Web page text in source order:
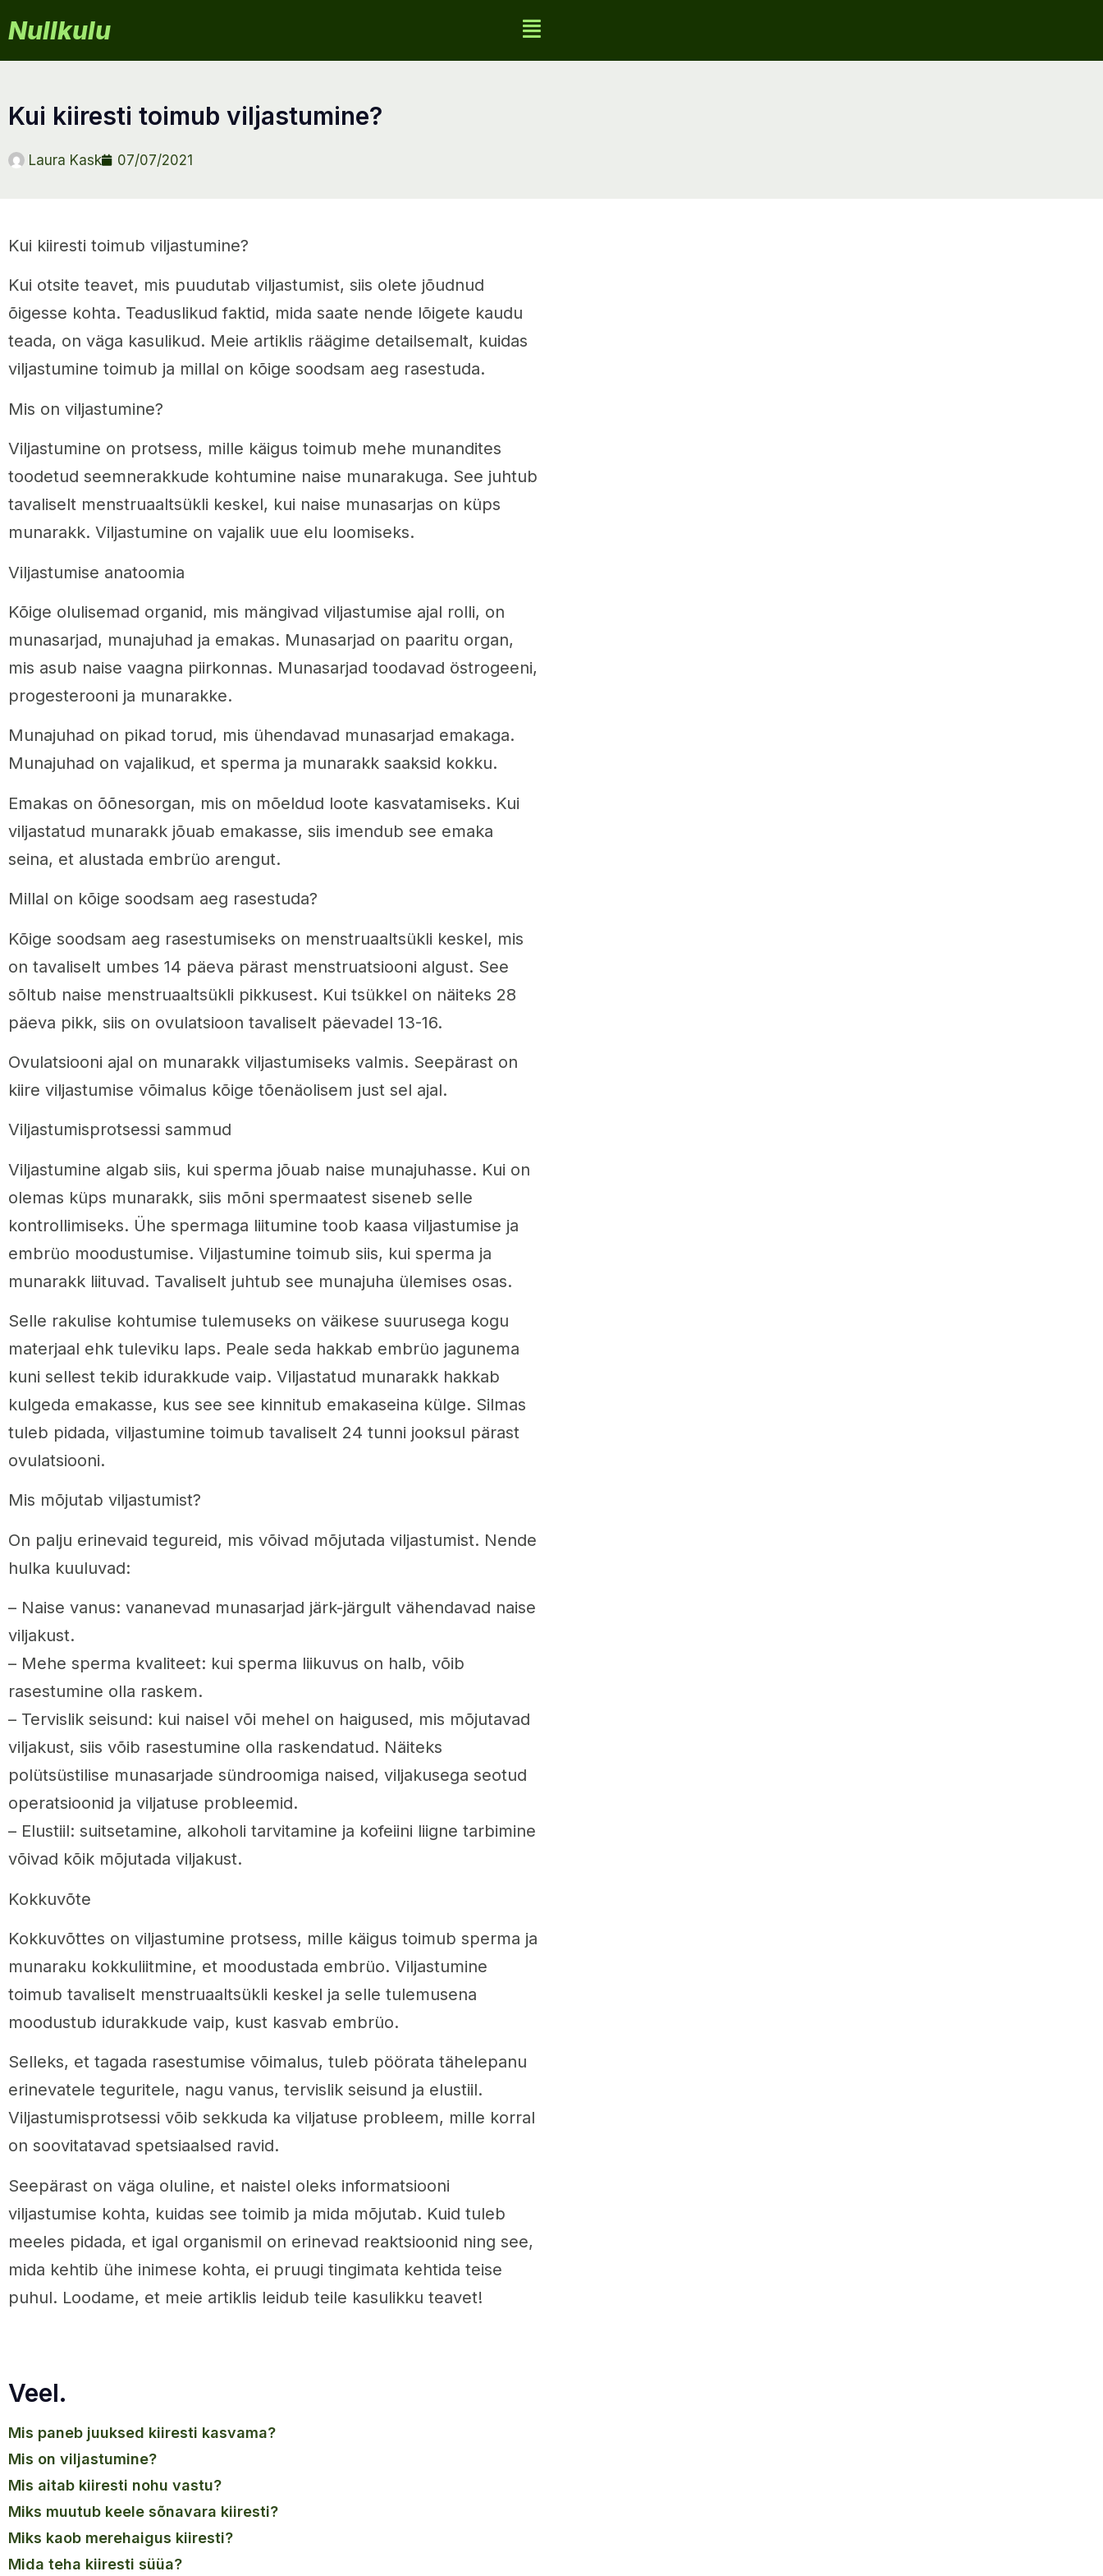
Nullkulu
kui kiiresti toimub viljastumine?
Laura Kask 07/07/2021
Kui kiiresti toimub viljastumine?
Kui otsite teavet, mis puudutab viljastumist, siis olete jõudnud
õigesse kohta. Teaduslikud faktid, mida saate nende lõigete kaudu
teada, on väga kasulikud. Meie artiklis räägime detailsemalt, kuidas
viljastumine toimub ja millal on kõige soodsam aeg rasestuda.
Mis on viljastumine?
Viljastumine on protsess, mille käigus toimub mehe munandites
toodetud seemnerakkude kohtumine naise munarakuga. See juhtub
tavaliselt menstruaaltsükli keskel, kui naise munasarjas on küps
munarakk. Viljastumine on vajalik uue elu loomiseks.
Viljastumise anatoomia
Kõige olulisemad organid, mis mängivad viljastumise ajal rolli, on
munasarjad, munajuhad ja emakas. Munasarjad on paaritu organ,
mis asub naise vaagna piirkonnas. Munasarjad toodavad östrogeeni,
progesterooni ja munarakke.
Munajuhad on pikad torud, mis ühendavad munasarjad emakaga.
Munajuhad on vajalikud, et sperma ja munarakk saaksid kokku.
Emakas on õõnesorgan, mis on mõeldud loote kasvatamiseks. Kui
viljastatud munarakk jõuab emakasse, siis imendub see emaka
seina, et alustada embrüo arengut.
Millal on kõige soodsam aeg rasestuda?
Kõige soodsam aeg rasestumiseks on menstruaaltsükli keskel, mis
on tavaliselt umbes 14 päeva pärast menstruatsiooni algust. See
sõltub naise menstruaaltsükli pikkusest. Kui tsükkel on näiteks 28
päeva pikk, siis on ovulatsioon tavaliselt päevadel 13-16.
Ovulatsiooni ajal on munarakk viljastumiseks valmis. Seepärast on
kiire viljastumise võimalus kõige tõenäolisem just sel ajal.
Viljastumisprotsessi sammud
Viljastumine algab siis, kui sperma jõuab naise munajuhasse. Kui on
olemas küps munarakk, siis mõni spermaatest siseneb selle
kontrollimiseks. Ühe spermaga liitumine toob kaasa viljastumise ja
embrüo moodustumise. Viljastumine toimub siis, kui sperma ja
munarakk liituvad. Tavaliselt juhtub see munajuha ülemises osas.
Selle rakulise kohtumise tulemuseks on väikese suurusega kogu
materjaal ehk tuleviku laps. Peale seda hakkab embrüo jagunema
kuni sellest tekib idurakkude vaip. Viljastatud munarakk hakkab
kulgeda emakasse, kus see see kinnitub emakaseina külge. Silmas
tuleb pidada, viljastumine toimub tavaliselt 24 tunni jooksul pärast
ovulatsiooni.
Mis mõjutab viljastumist?
On palju erinevaid tegureid, mis võivad mõjutada viljastumist. Nende
hulka kuuluvad:
– Naise vanus: vananevad munasarjad järk-järgult vähendavad naise
viljakust.
– Mehe sperma kvaliteet: kui sperma liikuvus on halb, võib
rasestumine olla raskem.
– Tervislik seisund: kui naisel või mehel on haigused, mis mõjutavad
viljakust, siis võib rasestumine olla raskendatud. Näiteks
polütsüstilise munasarjade sündroomiga naised, viljakusega seotud
operatsioonid ja viljatuse probleemid.
– Elustiil: suitsetamine, alkoholi tarvitamine ja kofeiini liigne tarbimine
võivad kõik mõjutada viljakust.
Kokkuvõte
Kokkuvõttes on viljastumine protsess, mille käigus toimub sperma ja
munaraku kokkuliitmine, et moodustada embrüo. Viljastumine
toimub tavaliselt menstruaaltsükli keskel ja selle tulemusena
moodustub idurakkude vaip, kust kasvab embrüo.
Selleks, et tagada rasestumise võimalus, tuleb pöörata tähelepanu
erinevatele teguritele, nagu vanus, tervislik seisund ja elustiil.
Viljastumisprotsessi võib sekkuda ka viljatuse probleem, mille korral
on soovitatavad spetsiaalsed ravid.
Seepärast on väga oluline, et naistel oleks informatsiooni
viljastumise kohta, kuidas see toimib ja mida mõjutab. Kuid tuleb
meeles pidada, et igal organismil on erinevad reaktsioonid ning see,
mida kehtib ühe inimese kohta, ei pruugi tingimata kehtida teise
puhul. Loodame, et meie artiklis leidub teile kasulikku teavet!
Veel.
mis paneb juuksed kiiresti kasvama?
mis on viljastumine?
mis aitab kiiresti nohu vastu?
miks muutub keele sõnavara kiiresti?
miks kaob merehaigus kiiresti?
mida teha kiiresti süüa?